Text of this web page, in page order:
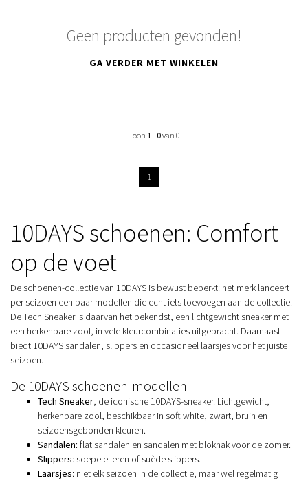
Geen producten gevonden!
GA VERDER MET WINKELEN
Toon 1 - 0van 0
1
10DAYS schoenen: Comfort
op de voet
De schoenen-collectie van 10DAYS is bewust beperkt: het merk lanceert
per seizoen een paar modellen die echt iets toevoegen aan de collectie.
De Tech Sneaker is daarvan het bekendst, een lichtgewicht sneakermet
een herkenbare zool, in vele kleurcombinaties uitgebracht. Daarnaast
biedt 10DAYS sandalen, slippers en occasioneel laarsjes voor het juiste
seizoen.
De 10DAYS schoenen-modellen
Tech Sneaker, de iconische 10DAYS-sneaker. Lichtgewicht,
herkenbare zool, beschikbaar in soft white, zwart, bruin en
seizoensgebonden kleuren.
Sandalen: flat sandalen en sandalen met blokhak voor de zomer.
Slippers: soepele leren of suède slippers.
Laarsjes: niet elk seizoen in de collectie, maar wel regelmatig